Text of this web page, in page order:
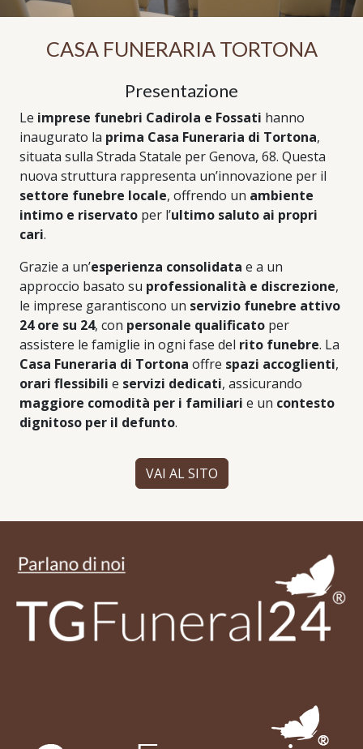
CASA FUNERARIA TORTONA
Presentazione
Le imprese funebri Cadirola e Fossati hanno
inaugurato la prima Casa Funeraria di Tortona,
situata sulla Strada Statale per Genova, 68. Questa
nuova struttura rappresenta un’innovazione per il
settore funebre locale, offrendo un ambiente
intimo e riservato per l’ultimo saluto ai propri
cari.
Grazie a un’esperienza consolidata e a un
approccio basato su professionalità e discrezione,
le imprese garantiscono un servizio funebre attivo
24 ore su 24, con personale qualificato per
assistere le famiglie in ogni fase del rito funebre. La
Casa Funeraria di Tortona offre spazi accoglienti,
orari flessibili e servizi dedicati, assicurando
maggiore comodità per i familiari e un contesto
dignitoso per il defunto.
VAI AL SITO